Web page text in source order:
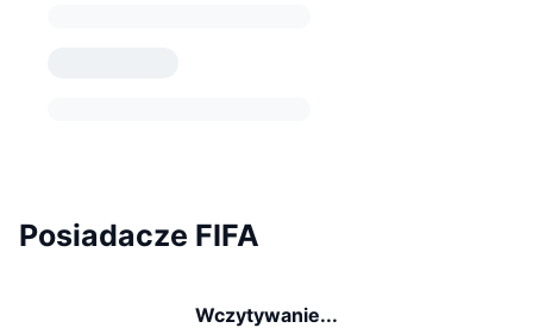
Posiadacze FIFA
Wczytywanie...